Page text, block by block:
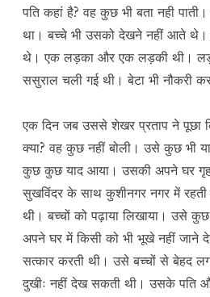
पति कहां है? वह कुछ भी बता नही
था। बच्चे भी उसको देखने नहीं आते थे।
थे। एक लड़का और एक लड़की थी।
ससुराल चली गई थी। बेटा भी नौकरी
एक दिन जब उससे शेखर प्रताप ने पूछा
क्या? वह कुछ नहीं बोली। उसे कुछ भी
कुछ कुछ याद आया। उसकी अपने घर
सुखविंदर के साथ कुशीनगर नगर में रहती
थी। बच्चों को पढ़ाया लिखाया। उसे
अपने घर में किसी को भी भूखे नहीं जाने
सत्कार करती थी। उसे बच्चों से बेहद
दुखीः नहीं देख सकती थी। उसके पति